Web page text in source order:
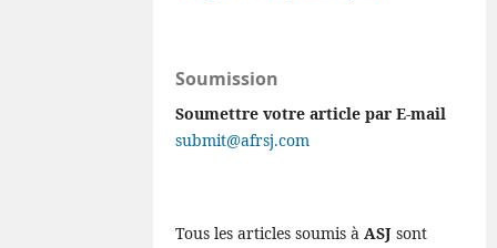
Soumission
Soumettre votre article par E-mail
submit@afrsj.com
Tous les articles soumis àASJ sont